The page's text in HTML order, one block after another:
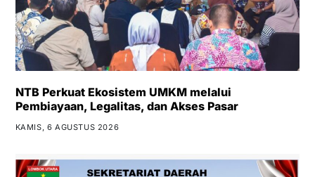
NTB Perkuat Ekosistem UMKM melalui
Pembiayaan, Legalitas, dan Akses Pasar
KAMIS, 6 AGUSTUS 2026